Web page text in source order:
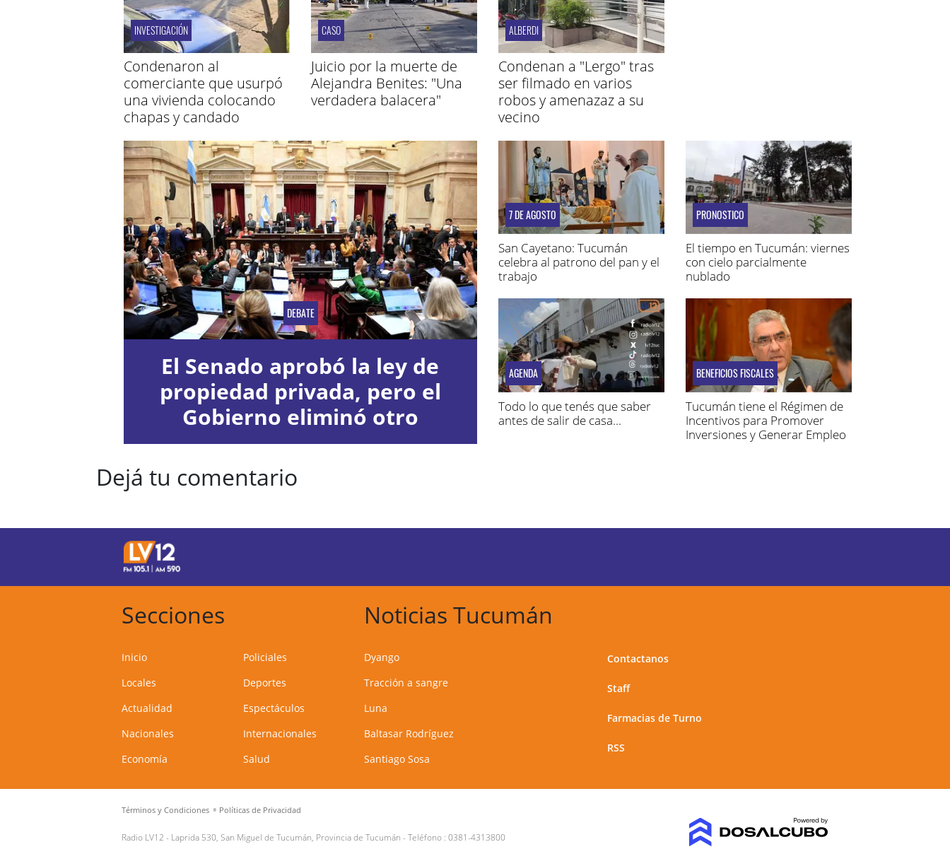
INVESTIGACIÓN
Condenaron al
comerciante que usurpó
una vivienda colocando
chapas y candado
CASO
Juicio por la muerte de
Alejandra Benites: "Una
verdadera balacera"
ALBERDI
Condenan a "Lergo" tras
ser filmado en varios
robos y amenazaz a su
vecino
DEBATE
El Senado aprobó la ley de
propiedad privada, pero el
Gobierno eliminó otro
capítulo
7 DE AGOSTO
San Cayetano: Tucumán
celebra al patrono del pan y el
trabajo
PRONOSTICO
El tiempo en Tucumán: viernes
con cielo parcialmente
nublado
AGENDA
Todo lo que tenés que saber
antes de salir de casa...
BENEFICIOS FISCALES
Tucumán tiene el Régimen de
Incentivos para Promover
Inversiones y Generar Empleo
Dejá tu comentario
Secciones
Inicio
Locales
Actualidad
Nacionales
Economía
Policiales
Deportes
Espectáculos
Internacionales
Salud
Noticias Tucumán
Dyango
Tracción a sangre
Luna
Baltasar Rodríguez
Santiago Sosa
Contactanos
Staff
Farmacias de Turno
RSS
Términos y Condiciones Políticas de Privacidad
Radio LV12 - Laprida 530, San Miguel de Tucumán, Provincia de Tucumán - Teléfono : 0381-4313800